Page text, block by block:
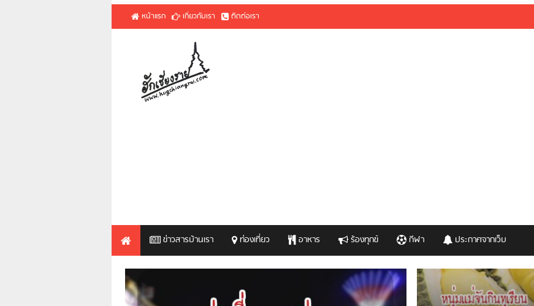
หน้าแรก เกี่ยวกับเรา ติดต่อเรา
ข่าวสารบ้านเรา ท่องเที่ยว อาหาร ร้องทุกข์ กีฬา ประกาศจากเว็บ